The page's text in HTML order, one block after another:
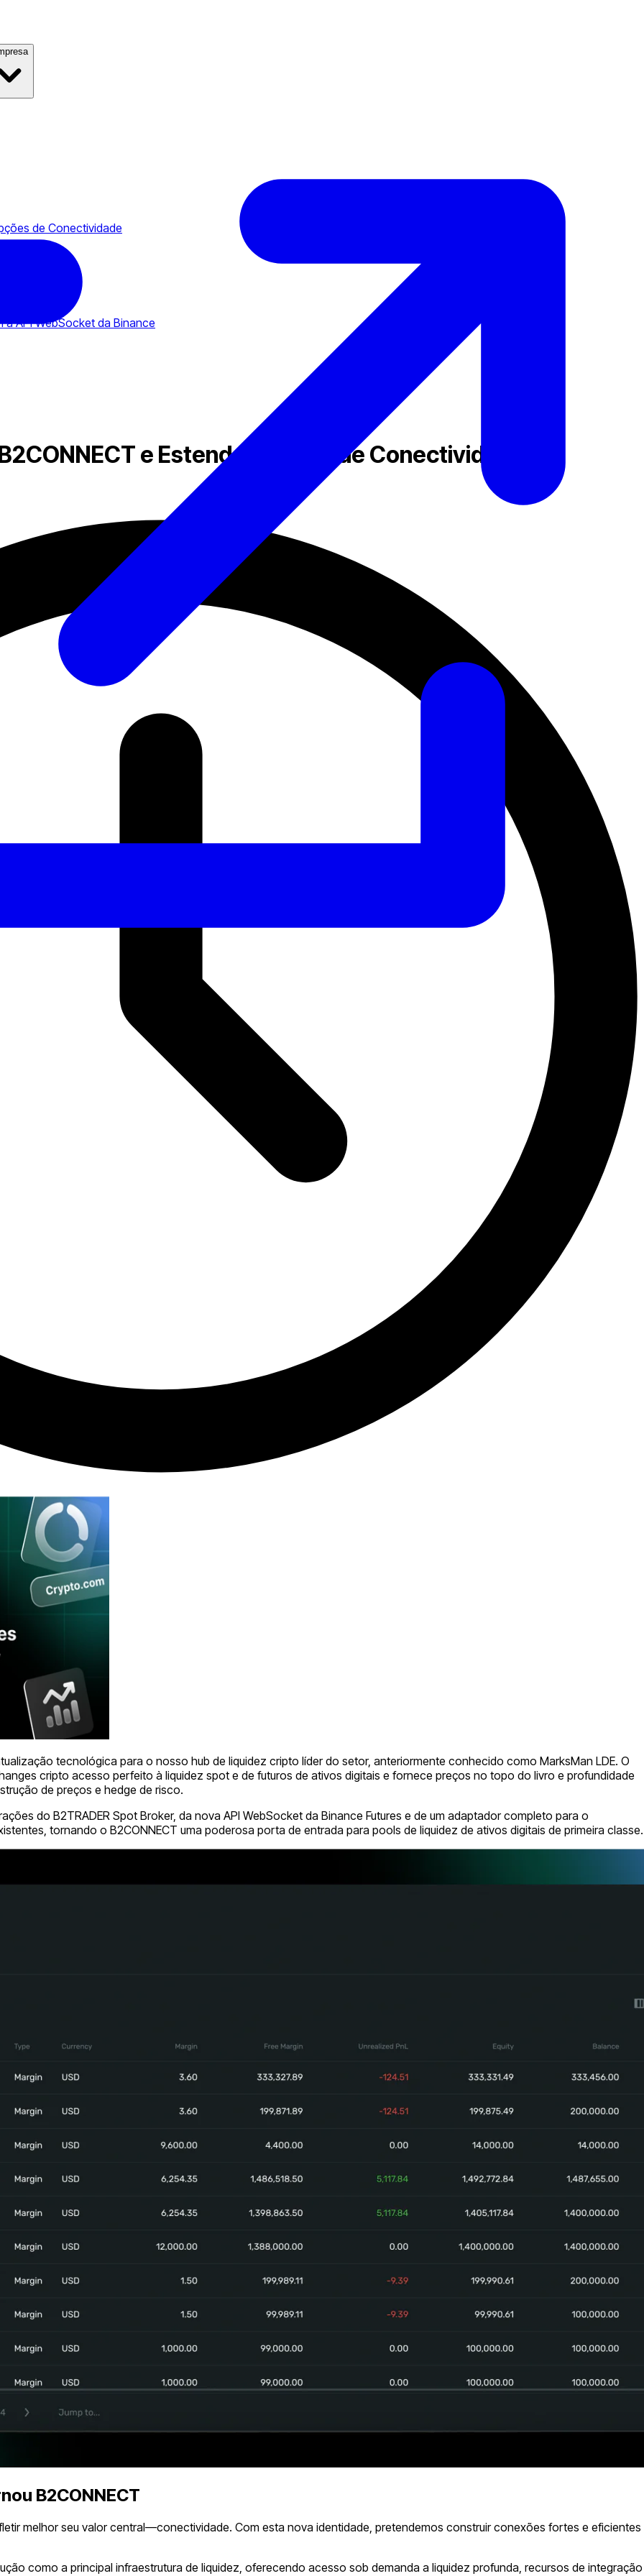
de Conectividade
API WebSocket da Binance
e Estende Opções de Conectividade
tecnológica para o nosso hub de liquidez cripto líder do setor, anteriormente conhecido como MarksMan LDE. O
cripto acesso perfeito à liquidez spot e de futuros de ativos digitais e fornece preços no topo do livro e profundidade
de preços e hedge de risco.
do B2TRADER Spot Broker, da nova API WebSocket da Binance Futures e de um adaptador completo para o
tornando o B2CONNECT uma poderosa porta de entrada para pools de liquidez de ativos digitais de primeira classe.
B2CONNECT
melhor seu valor central—conectividade. Com esta nova identidade, pretendemos construir conexões fortes e eficientes
como a principal infraestrutura de liquidez, oferecendo acesso sob demanda a liquidez profunda, recursos de integração